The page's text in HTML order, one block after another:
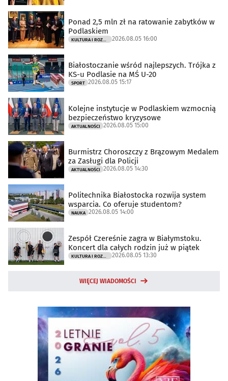
Ponad 2,5 mln zł na ratowanie zabytków w
Podlaskiem
2026.08.05 16:00
Białostoczanie wśród najlepszych. Trójka z
KS-u Podlasie na MŚ U-20
SPORT 2026.08.05 15:17
Kolejne instytucje w Podlaskiem wzmocnią
bezpieczeństwo kryzysowe
AKTUALNOŚCI 2026.08.05 15:00
Burmistrz Choroszczy z Brązowym Medalem
za Zasługi dla Policji
AKTUALNOŚCI 2026.08.05 14:30
Politechnika Białostocka rozwija system
wsparcia. Co oferuje studentom?
NAUKA 2026.08.05 14:00
Zespół Czereśnie zagra w Białymstoku.
Koncert dla całych rodzin już w piątek
2026.08.05 13:30
WIĘCEJ WIADOMOŚCI